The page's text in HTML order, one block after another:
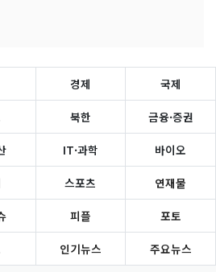
경제 국제
북한 금융·증권
IT·과학 바이오
스포츠 연재물
피플 포토
인기뉴스 주요뉴스